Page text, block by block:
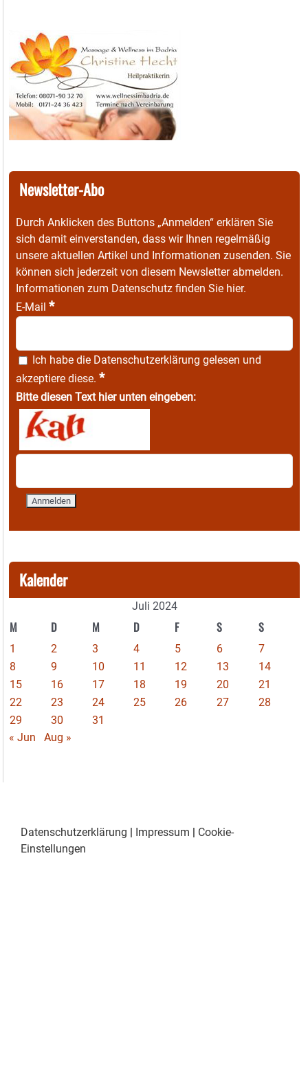
Newsletter-Abo
Durch Anklicken des Buttons „Anmelden“ erklären Sie
sich damit einverstanden, dass wir Ihnen regelmäßig
unsere aktuellen Artikel und Informationen zusenden. Sie
können sich jederzeit von diesem Newsletter abmelden.
Informationen zum Datenschutz finden Sie hier.
E-Mail *
Ich habe die Datenschutzerklärung gelesen und
akzeptiere diese. *
Bitte diesen Text hier unten eingeben:
Kalender
Juli 2024
M D M D F S S
1 2 3 4 5 6
7
8
9 10 11 12 13
14
15
16 17 18 19 20
21
22
23 24 25 26 27
28
29
30
31
« Jun
Aug »
Datenschutzerklärung | Impressum | Cookie-
Einstellungen